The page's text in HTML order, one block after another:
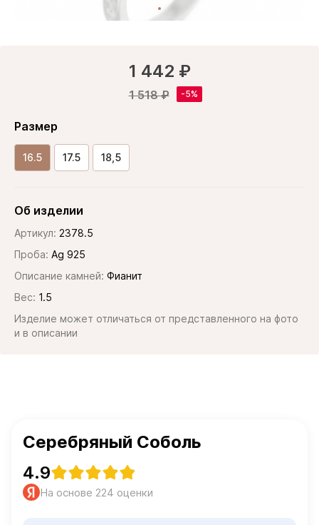
1 442 ₽
1 518 ₽
Размер
16.5 17.5 18,5
Об изделии
Артикул: 2378.5
Проба: Ag 925
Описание камней: Фианит
Вес: 1.5
Изделие может отличаться от представленного на фото
и в описании
Серебряный Соболь
4.9
На основе 224 оценки